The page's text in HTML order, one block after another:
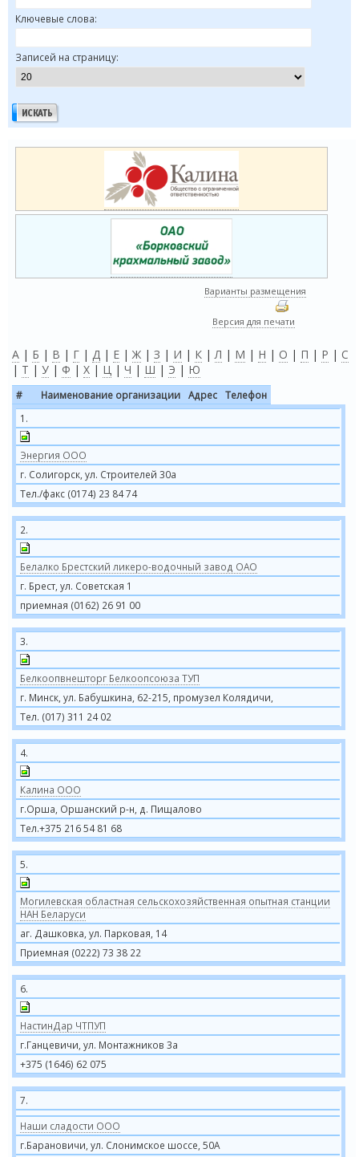
Ключевые слова:
Записей на страницу:
Варианты размещения
Версия для печати
А | Б | В | Г | Д | Е | Ж | З | И | К |Л | М | Н | О | П | Р | С
| Т | У | Ф | Х | Ц | Ч | Ш | Э | Ю
# Наименование организации Адрес
Телефон
1.
Энергия ООО
г. Солигорск, ул. Строителей 30а
Тел./факс (0174) 23 84 74
2.
Белалко Брестский ликеро-водочный завод ОАО
г. Брест, ул. Советская 1
приемная (0162) 26 91 00
3.
Белкоопвнешторг Белкоопсоюза ТУП
г. Минск, ул. Бабушкина, 62-215, промузел Колядичи,
Тел. (017) 311 24 02
4.
Калина ООО
г.Орша, Оршанский р-н, д. Пищалово
Тел.+375 216 54 81 68
5.
Могилевская областная сельскохозяйственная опытная станции
НАН Беларуси
аг. Дашковка, ул. Парковая, 14
Приемная (0222) 73 38 22
6.
НастинДар ЧТПУП
г.Ганцевичи, ул. Монтажников 3а
+375 (1646) 62 075
7.
Наши cладости ООО
г.Барановичи, ул. Слонимское шоссе, 50А